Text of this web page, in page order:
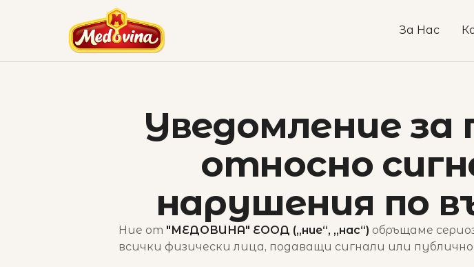
За Нас
Уведомление
относно
нарушения по
Ние от "МЕДОВИНА" ЕООД („ние“, „нас“) обръщаме
всички физически лица, подаващи сигнали или